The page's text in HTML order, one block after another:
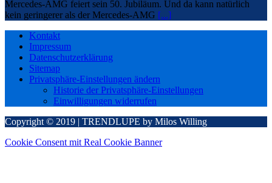
Mercedes-AMG feiert sein 50. Jubiläum. Und da kann natürlich
kein geringerer als der Mercedes-AMG [...]
Kontakt
Impressum
Datenschutzerklärung
Sitemap
Privatsphäre-Einstellungen ändern
Historie der Privatsphäre-Einstellungen
Einwilligungen widerrufen
Copyright © 2019 | TRENDLUPE by Milos Willing
Cookie Consent mit Real Cookie Banner